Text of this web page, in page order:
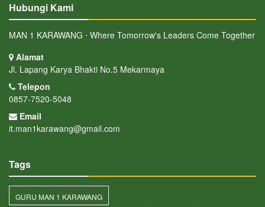
Hubungi Kami
MAN 1 KARAWANG ⋅ Where Tomorrow's Leaders Come Together
Alamat
Jl. Lapang Karya Bhakti No.5 Mekarmaya
Telepon
0857-7520-5048
Email
it.man1karawang@gmail.com
Tags
GURU MAN 1 KARAWANG